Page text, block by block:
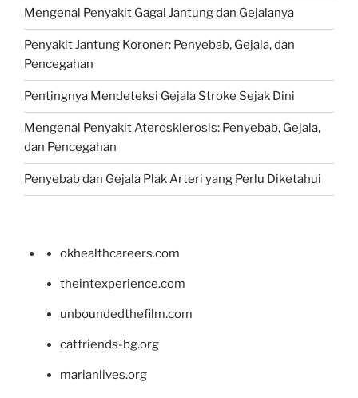
Mengenal Penyakit Gagal Jantung dan Gejalanya
Penyakit Jantung Koroner: Penyebab, Gejala, dan
Pencegahan
Pentingnya Mendeteksi Gejala Stroke Sejak Dini
Mengenal Penyakit Aterosklerosis: Penyebab, Gejala,
dan Pencegahan
Penyebab dan Gejala Plak Arteri yang Perlu Diketahui
okhealthcareers.com
theintexperience.com
unboundedthefilm.com
catfriends-bg.org
marianlives.org